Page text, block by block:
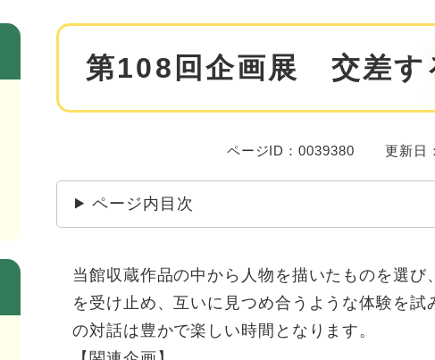
本
第108回企画展 交差す
ページID：0039380 更新日
ページ内目次
当館収蔵作品の中から人物を描いたものを選
を受け止め、互いに見つめ合うような体験を
の対話は豊かで楽しい時間となります。